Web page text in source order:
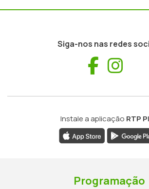
Siga-nos nas redes
Instale a aplicação RTP
Programação